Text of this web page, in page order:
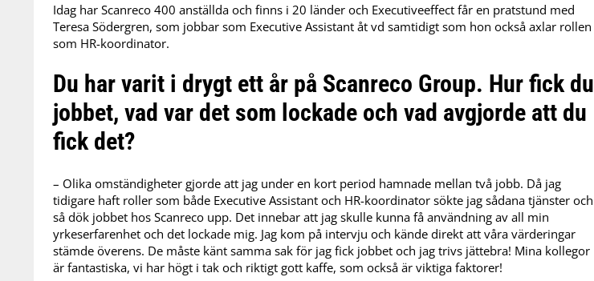
Idag har Scanreco 400 anställda och finns i 20 länder och Executiveeffect får en pratstund med
Teresa Södergren, som jobbar som Executive Assistant åt vd samtidigt som hon också axlar rollen
som HR-koordinator.
Du har varit i drygt ett år på Scanreco Group. Hur fick du
jobbet, vad var det som lockade och vad avgjorde att du
fick det?
– Olika omständigheter gjorde att jag under en kort period hamnade mellan två jobb. Då jag
tidigare haft roller som både Executive Assistant och HR-koordinator sökte jag sådana tjänster och
så dök jobbet hos Scanreco upp. Det innebar att jag skulle kunna få användning av all min
yrkeserfarenhet och det lockade mig. Jag kom på intervju och kände direkt att våra värderingar
stämde överens. De måste känt samma sak för jag fick jobbet och jag trivs jättebra! Mina kollegor
är fantastiska, vi har högt i tak och riktigt gott kaffe, som också är viktiga faktorer!